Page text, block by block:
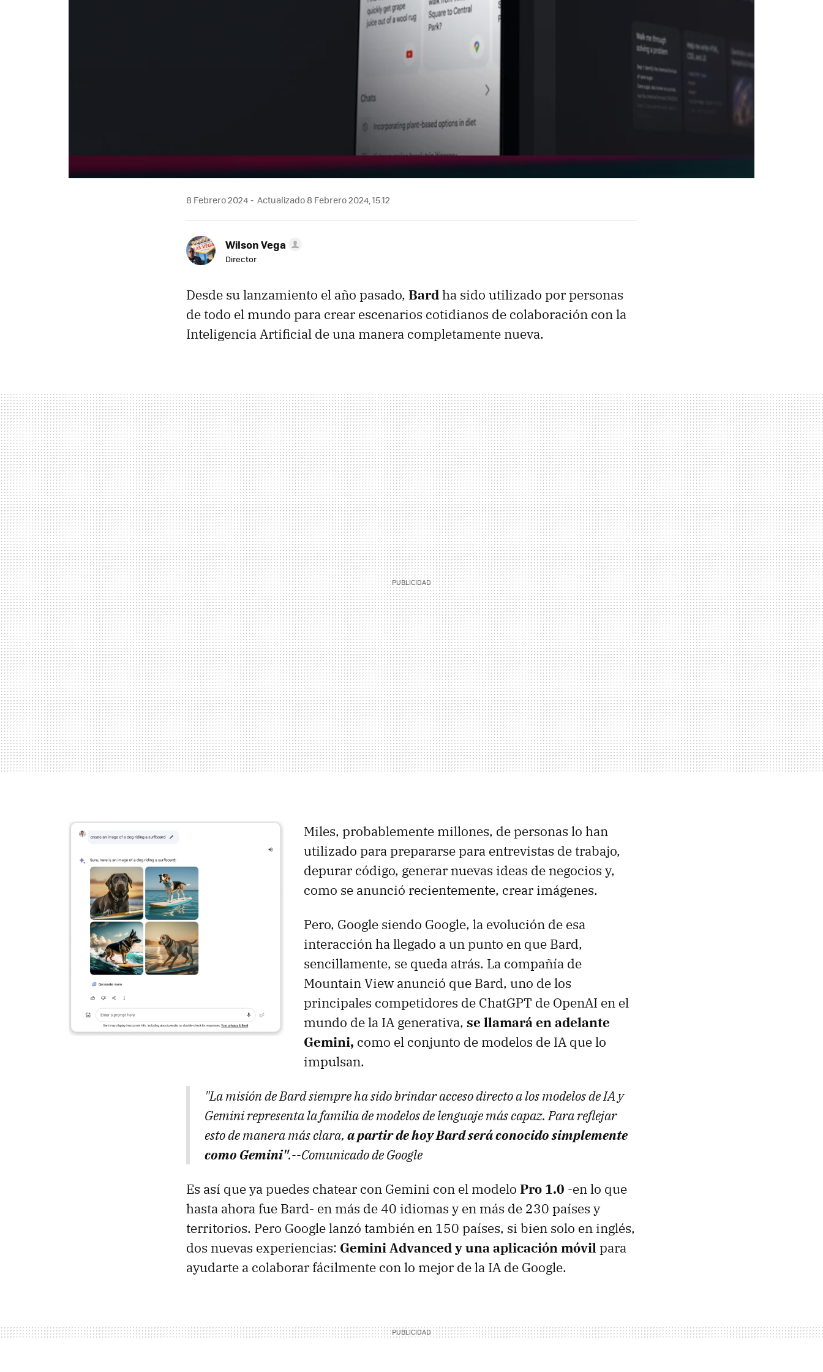
8 Febrero 2024 Actualizado 8 Febrero 2024, 15:12
Wilson Vega
Director
Desde su lanzamiento el año pasado, Bardha sido utilizado por personas
de todo el mundo para crear escenarios cotidianos de colaboración con la
Inteligencia Artificial de una manera completamente nueva.
Miles, probablemente millones, de personas lo han
utilizado para prepararse para entrevistas de trabajo,
depurar código, generar nuevas ideas de negocios y,
como se anunció recientemente, crear imágenes.
Pero, Google siendo Google, la evolución de esa
interacción ha llegado a un punto en que Bard,
sencillamente, se queda atrás. La compañía de
Mountain View anunció que Bard, uno de los
principales competidores de ChatGPT de OpenAI en el
mundo de la IA generativa, se llamará en adelante
Gemini, como el conjunto de modelos de IA que lo
impulsan.
"La misión de Bard siempre ha sido brindar acceso directo a los modelos de IA y
Gemini representa la familia de modelos de lenguaje más capaz. Para reflejar
esto de manera más clara, a partir de hoy Bard será conocido simplemente
como Gemini".--Comunicado de Google
Es así que ya puedes chatear con Gemini con el modelo Pro 1.0 -en lo que
hasta ahora fue Bard- en más de 40 idiomas y en más de 230 países y
territorios. Pero Google lanzó también en 150 países, si bien solo en inglés,
dos nuevas experiencias: Gemini Advanced y una aplicación móvilpara
ayudarte a colaborar fácilmente con lo mejor de la IA de Google.